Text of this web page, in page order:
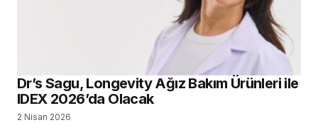
Dr’s Sagu, Longevity Ağız Bakım Ürünleri ile
IDEX 2026’da Olacak
2 Nisan 2026